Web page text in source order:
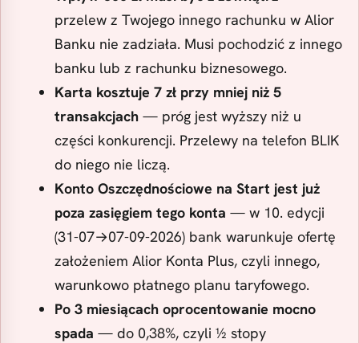
przelew z Twojego innego rachunku w Alior
Banku nie zadziała. Musi pochodzić z innego
banku lub z rachunku biznesowego.
Karta kosztuje 7 zł przy mniej niż 5
transakcjach — próg jest wyższy niż u
części konkurencji. Przelewy na telefon BLIK
do niego nie liczą.
Konto Oszczędnościowe na Start jest już
poza zasięgiem tego konta — w 10. edycji
(31-07→07-09-2026) bank warunkuje ofertę
założeniem Alior Konta Plus, czyli innego,
warunkowo płatnego planu taryfowego.
Po 3 miesiącach oprocentowanie mocno
spada — do 0,38%, czyli ½ stopy